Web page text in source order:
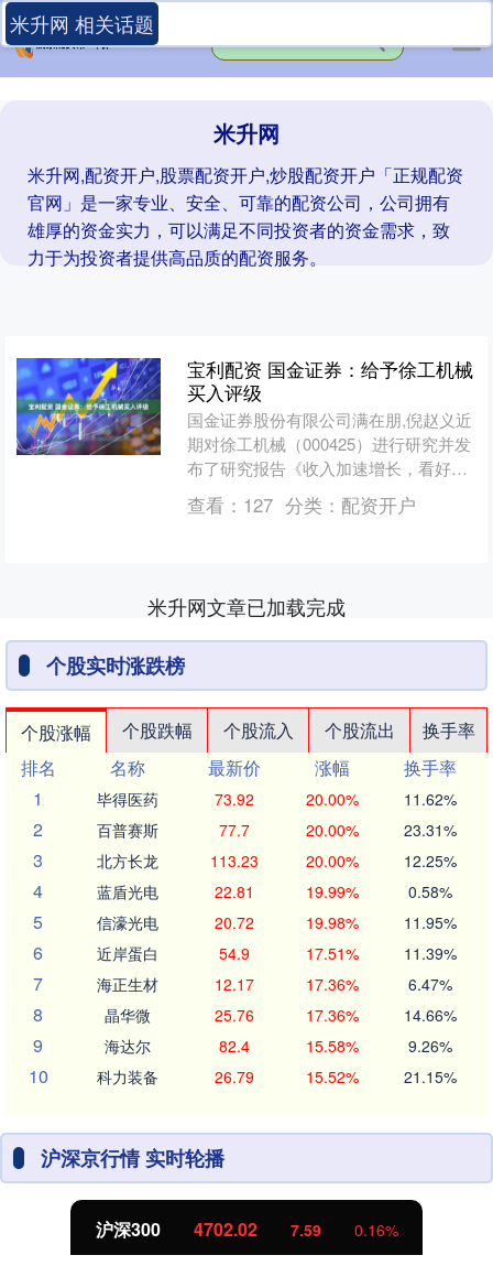
米升网
米升网,配资开户,股票配资开户,炒股配资开户「正规配资
官网」是一家专业、安全、可靠的配资公司，公司拥有
雄厚的资金实力，可以满足不同投资者的资金需求，致
力于为投资者提供高品质的配资服务。
米升网 相关话题
宝利配资 国金证券：给予徐工机械
买入评级
国金证券股份有限公司满在朋,倪赵义近
期对徐工机械（000425）进行研究并发
布了研究报告《收入加速增长，看好未
来利润释放》，给予徐工机械买入评
级。 徐工机械 2....
查看： 127 分类： 配资开户
米升网文章已加载完成
个股实时涨跌榜
个股涨幅 个股跌幅 个股流入 个股流出
换手率
排名
名称 最新价 涨幅
换手率
1
毕得医药 73.92 20.00% 11.62%
2 百普赛斯 77.7 20.00% 23.31%
3 北方长龙 113.23 20.00% 12.25%
4 蓝盾光电 22.81 19.99% 0.58%
5 信濠光电 20.72 19.98% 11.95%
6 近岸蛋白 54.9 17.51% 11.39%
7 海正生材 12.17 17.36% 6.47%
8 晶华微 25.76 17.36% 14.66%
9 海达尔 82.4 15.58% 9.26%
10 科力装备 26.79 15.52% 21.15%
沪深京行情 实时轮播
沪深300 4702.02 7.59 0.16%